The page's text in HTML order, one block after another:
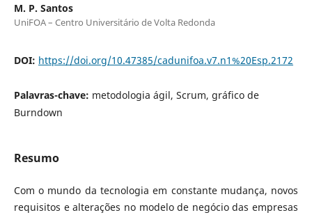
M. P. Santos
UniFOA – Centro Universitário de Volta Redonda
DOI: https://doi.org/10.47385/cadunifoa.v7.n1%20Esp.2172
Palavras-chave: metodologia ágil, Scrum, gráfico de
Burndown
Resumo
Com o mundo da tecnologia em constante mudança, novos
requisitos e alterações no modelo de negócio das empresas